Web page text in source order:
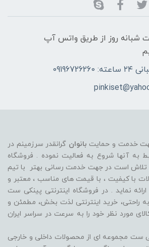
، ۲۴ ساعت شبانه‌ روز از طریق واتس آپ
خدمت و حمایت بانوان گرانقدر سرزمینم در
به آنها شروع به فعالیت نموده . فروشگاه
تلاش است در جهت خدمت رسانی بهتر با تیم
با کیفیت ، با قیمت های مناسب ، معتبر و
نماید . در فروشگاه اینترنتی پینکی ست
به راحتی، خرید اینترنتی لذت بخش، مطمئن و
مورد نظر خود را به سرعت در سراسر ایران
ست مجموعه ای از محصولات داخلی و خارجی